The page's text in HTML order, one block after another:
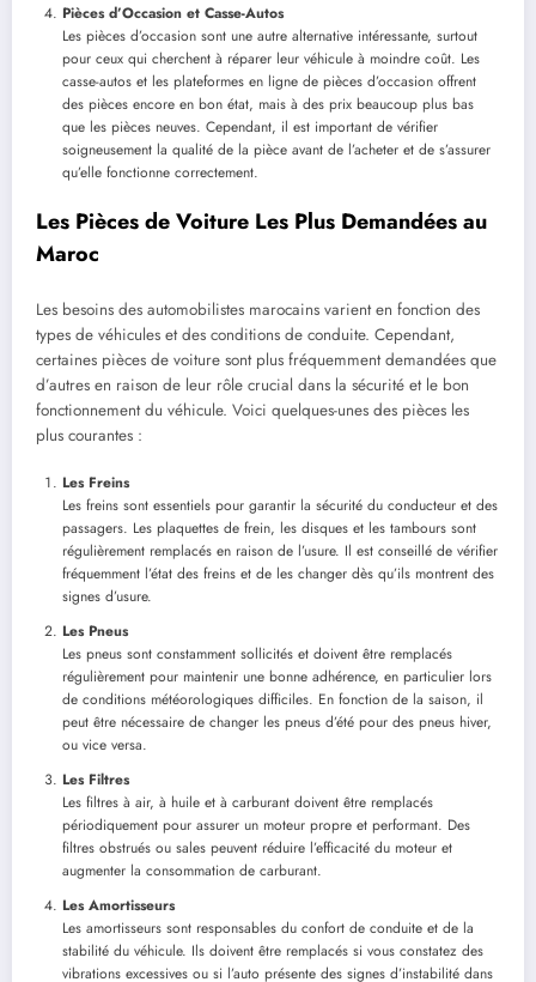
Pièces d’Occasion et Casse-Autos
Les pièces d’occasion sont une autre alternative intéressante, surtout
pour ceux qui cherchent à réparer leur véhicule à moindre coût. Les
casse-autos et les plateformes en ligne de pièces d’occasion offrent
des pièces encore en bon état, mais à des prix beaucoup plus bas
que les pièces neuves. Cependant, il est important de vérifier
soigneusement la qualité de la pièce avant de l’acheter et de s’assurer
qu’elle fonctionne correctement.
Les Pièces de Voiture Les Plus Demandées au
Maroc
Les besoins des automobilistes marocains varient en fonction des
types de véhicules et des conditions de conduite. Cependant,
certaines pièces de voiture sont plus fréquemment demandées que
d’autres en raison de leur rôle crucial dans la sécurité et le bon
fonctionnement du véhicule. Voici quelques-unes des pièces les
plus courantes :
Les Freins
Les freins sont essentiels pour garantir la sécurité du conducteur et des
passagers. Les plaquettes de frein, les disques et les tambours sont
régulièrement remplacés en raison de l’usure. Il est conseillé de vérifier
fréquemment l’état des freins et de les changer dès qu’ils montrent des
signes d’usure.
Les Pneus
Les pneus sont constamment sollicités et doivent être remplacés
régulièrement pour maintenir une bonne adhérence, en particulier lors
de conditions météorologiques difficiles. En fonction de la saison, il
peut être nécessaire de changer les pneus d’été pour des pneus hiver,
ou vice versa.
Les Filtres
Les filtres à air, à huile et à carburant doivent être remplacés
périodiquement pour assurer un moteur propre et performant. Des
filtres obstrués ou sales peuvent réduire l’efficacité du moteur et
augmenter la consommation de carburant.
Les Amortisseurs
Les amortisseurs sont responsables du confort de conduite et de la
stabilité du véhicule. Ils doivent être remplacés si vous constatez des
vibrations excessives ou si l’auto présente des signes d’instabilité dans